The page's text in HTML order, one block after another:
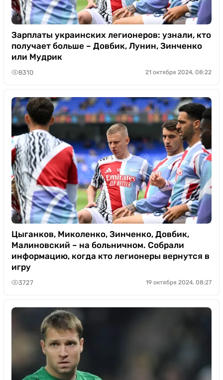
Зарплаты украинских легионеров: узнали, кто
получает больше – Довбик, Лунин, Зинченко
или Мудрик
8310 21 октября 2024, 08:22
Цыганков, Миколенко, Зинченко, Довбик,
Малиновский – на больничном. Собрали
информацию, когда кто легионеры вернутся в
игру
3727 19 октября 2024, 08:27